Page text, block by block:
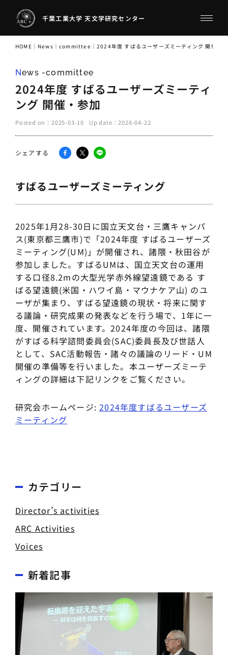
千葉工業大学 天文学研究センター
HOME ｜ News ｜committee ｜2024年度 すばるユーザーズミーティング 開催・
News -committee
2024年度 すばるユーザーズミーティ
ング 開催・参加
Posted on： 2025-03-10 Up date： 2026-04-22
シェアする
すばるユーザーズミーティング
2025年1月28-30日に国立天文台・三鷹キャンパ
ス(東京都三鷹市)で「2024年度 すばるユーザーズ
ミーティング(UM)」が開催され、諸隈・秋田谷が
参加しました。すばるUMは、国立天文台の運用
する口径8.2mの大型光学赤外線望遠鏡である す
ばる望遠鏡(米国・ハワイ島・マウナケア山) のユ
ーザが集まり、すばる望遠鏡の現状・将来に関す
る議論・研究成果の発表などを行う場で、1年に一
度、開催されています。2024年度の今回は、諸隈
がすばる科学諮問委員会(SAC)委員長及び世話人
として、SAC活動報告・諸々の議論のリード・UM
開催の準備等を行いました。本ユーザーズミーテ
ィングの詳細は下記リンクをご覧ください。
研究会ホームページ:2024年度すばるユーザーズ
ミーティング
カテゴリー
Director’s activities
ARC Activities
Voices
新着記事